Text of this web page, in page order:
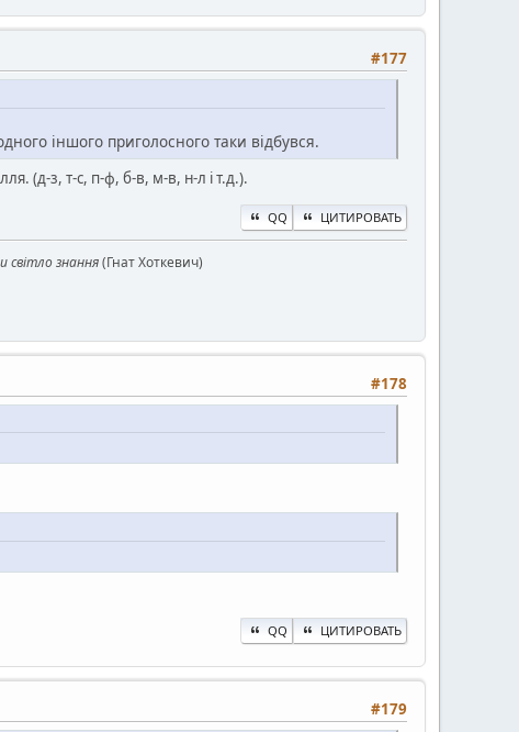
#177
іншого приголосного таки відбувся.
(д-з, т-с, п-ф, б-в, м-в, н-л і т.д.).
QQ ЦИТИРОВАТЬ
світло знання(Гнат Хоткевич)
#178
QQ ЦИТИРОВАТЬ
#179